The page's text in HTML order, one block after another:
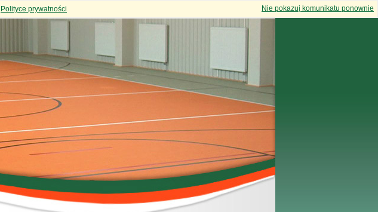
Polityce prywatności Nie pokazuj komunikatu ponownie